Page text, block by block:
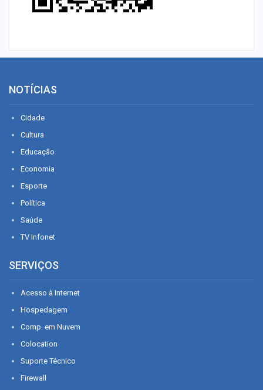
NOTÍCIAS
Cidade
Cultura
Educação
Economia
Esporte
Política
Saúde
TV Infonet
SERVIÇOS
Acesso à Internet
Hospedagem
Comp. em Nuvem
Colocation
Suporte Técnico
Firewall